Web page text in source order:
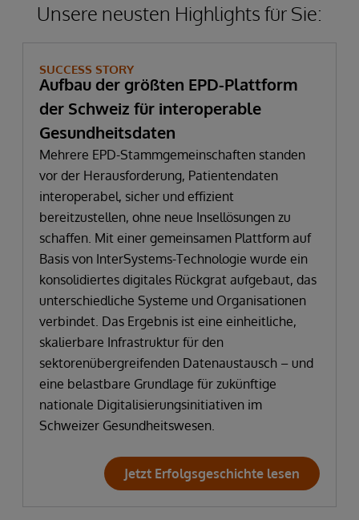
Unsere neusten Highlights für Sie:
SUCCESS STORY
Aufbau der größten EPD-Plattform
der Schweiz für interoperable
Gesundheitsdaten
Mehrere EPD-Stammgemeinschaften standen
vor der Herausforderung, Patientendaten
interoperabel, sicher und effizient
bereitzustellen, ohne neue Insellösungen zu
schaffen. Mit einer gemeinsamen Plattform auf
Basis von InterSystems-Technologie wurde ein
konsolidiertes digitales Rückgrat aufgebaut, das
unterschiedliche Systeme und Organisationen
verbindet. Das Ergebnis ist eine einheitliche,
skalierbare Infrastruktur für den
sektorenübergreifenden Datenaustausch – und
eine belastbare Grundlage für zukünftige
nationale Digitalisierungsinitiativen im
Schweizer Gesundheitswesen.
Jetzt Erfolgsgeschichte lesen